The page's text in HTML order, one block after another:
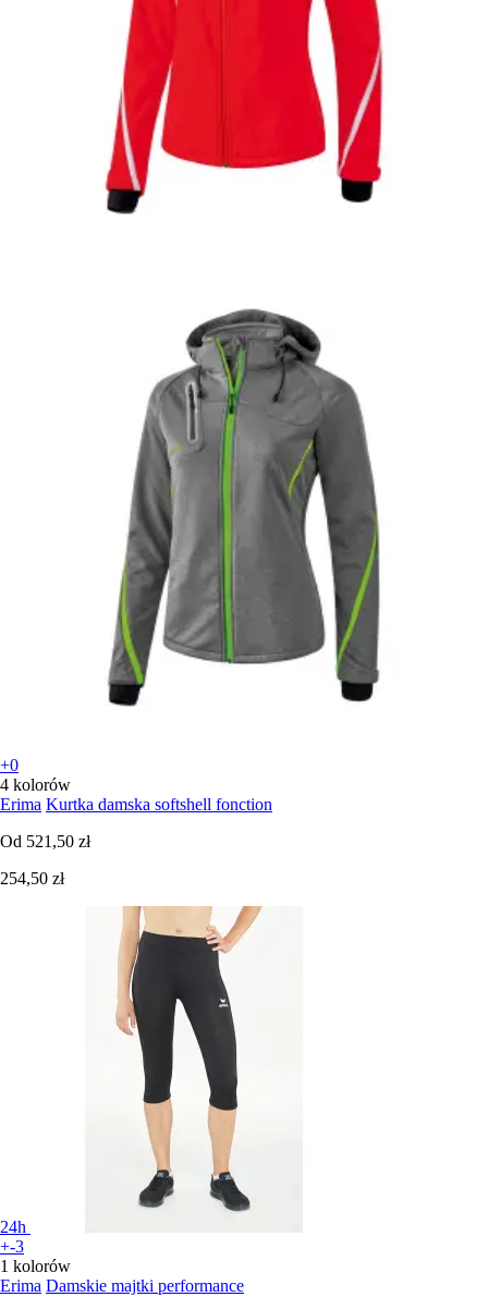
+0
4 kolorów
Erima Kurtka damska softshell fonction
Od 521,50 zł
254,50 zł
24h
+-3
1 kolorów
Erima Damskie majtki performance